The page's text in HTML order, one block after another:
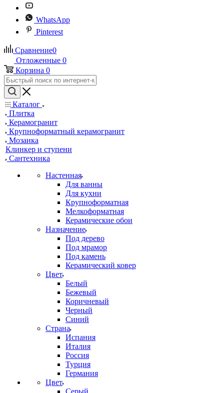
WhatsApp
Pinterest
Сравнение0
Отложенные 0
Корзина 0
Каталог
Плитка
Керамогранит
Крупноформатный керамогранит
Мозаика
Клинкер и ступени
Сантехника
Настенная
Для ванны
Для кухни
Крупноформатная
Мелкоформатная
Керамические обои
Назначение
Под дерево
Под мрамор
Под камень
Керамический ковер
Цвет
Белый
Бежевый
Коричневый
Черный
Синий
Страна
Испания
Италия
Россия
Турция
Германия
Цвет